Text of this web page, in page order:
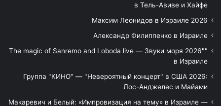
в Тель-Авиве и Хайфе
Максим Леонидов в Израиле 2026
Александр Филиппенко в Израиле
"The magic of Sanremo and Loboda live — Звуки моря 2026"
в Израиле
Группа "КИНО" — "Невероятный концерт" в США 2026:
Лос-Анджелес и Майами
Макаревич и Белый: «Импровизация на тему» в Израиле —